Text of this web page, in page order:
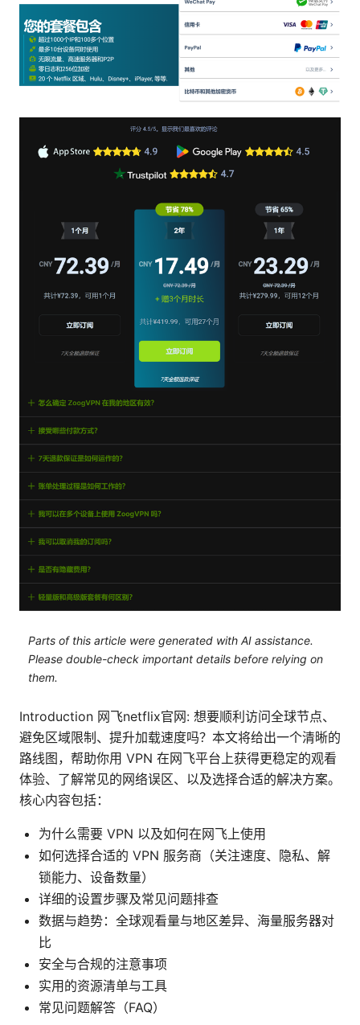
Parts of this article were generated with AI assistance.
Please double-check important details before relying on
them.
Introduction 网飞netflix官网: 想要顺利访问全球节点、
避免区域限制、提升加载速度吗？本文将给出一个清晰的
路线图，帮助你用 VPN 在网飞平台上获得更稳定的观看
体验、了解常见的网络误区、以及选择合适的解决方案。
核心内容包括：
为什么需要 VPN 以及如何在网飞上使用
如何选择合适的 VPN 服务商（关注速度、隐私、解
锁能力、设备数量）
详细的设置步骤及常见问题排查
数据与趋势：全球观看量与地区差异、海量服务器对
比
安全与合规的注意事项
实用的资源清单与工具
常见问题解答（FAQ）